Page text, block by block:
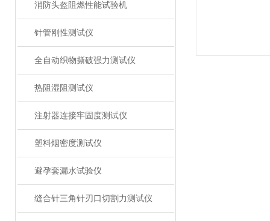
消防头盔阻燃性能试验机
针管刚性测试仪
全自动织物撕破强力测试仪
热阻湿阻测试仪
注射器连接牢固度测试仪
塑料烟密度测试仪
避孕套漏水试验仪
缝合针三角针刃口切割力测试仪